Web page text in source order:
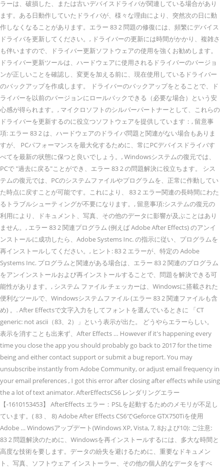
ラーは、破損した、または古いデバイスドライバが関連している場合があり
ます。ある日動作していたドライバが、様々な理由により、突然次の日に動
作しなくなることがあります。エラー 83 2 問題の修復には、頻繁にデバイス
ドライバを更新してください。, ドライバーの更新には時間がかかり、複雑さ
も伴いますので、ドライバー更新ソフトウェアの使用を強くお勧めします。
ドライバー更新ツールは、ハードウェアに使用されるドライバーのバージョ
ンが正しいことを確認し、変更を加える前に、現在使用しているドライバー
のバックアップを作成します。 ドライバーのバックアップをとることで、ド
ライバーを以前のバージョンにロールバックできる（必要な場合）という安
心感が得られます。, マイクロソフトのシルバーパートナーとして、これらの
ドライバーを更新するのに役立つソフトウェアを提供しています：, 留意事
項: エラー 83 2 は、ハードウェアのドライバ問題と関連がない場合もありま
すが、 PCパフォーマンスを最大化するために、常にPCデバイスドライバす
べてを最新の状態に保つと良いでしょう。, Windowsシステムの復元では、
PCで "過去に戻る"ことができ、エラー 83 2 の問題解決に役立ちます。 シス
テムの復元では、PCのシステムファイルやプログラムを、正常に作動してい
た時点に戻すことが可能です。これにより、 83 2 エラー関連の長時間にわた
るトラブルシューティングが不要になります。, 留意事項:システムの復元の
利用により、ドキュメント、写真、その他のデータに影響が及ぶことはあり
ません。, エラー 83 2 関連プログラム (例えば Adobe After Effects) のアンイ
ンストールに成功したら、Adobe Systems Inc. の指示に従い、プログラムを
再インストールしてください。, ヒント: 83 2 エラーが、特定の Adobe
Systems Inc. プログラムと関連がある場合は、エラー 83 2 関連のプログラム
をアンインストールおよび再インストールすることで、問題を解決できる可
能性があります。, システム ファイル チェッカーは、Windowsに搭載された
便利なツールで、Windowsシステムファイル (エラー 83 2 関連ファイルも含
め) 。. After Effectsで文字入力をしてフォントを選んでいるときに 「CT
generic: not ascii（83、2）」という表示が出た。 どうやらエラーらしい。
表示を消すことも出来ず、After Effects … However if it's happening every
time you close the app you should probably go back to 2017 for the time
being and either contact support or submit a bug report. You may
unsubscribe instantly from Adobe Community, or adjust email frequency in
your email preferences, I got this error after closing after effects while using
the a lot of text animator. AfterEffectsCS6 レンダリングエラー
【-1610153453】 AfterEffects エラー：PSLを起動するためのメモリが不足し
ています。( 83 、 8) Adobe After Effects CS6でGeforce GTX750Tiを使用
Adobe … Windowsアップデート(Windows XP, Vista, 7, 8および10): ご注意:
83 2 問題解決のために、Windowsを再インストールするには、多大な時間と
高度な技術を要します。データの紛失を避けるために、重要なドキュメン
ト、写真、ソフトウェア インストーラー、その他の個人的なデータをすべ